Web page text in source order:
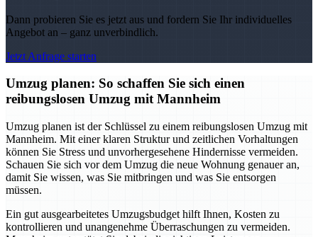
Dann probieren Sie es jetzt aus und fordern Sie Ihr individuelles
Angebot an – ganz unverbindlich.
Jetzt Anfrage starten
Umzug planen: So schaffen Sie sich einen
reibungslosen Umzug mit Mannheim
Umzug planen ist der Schlüssel zu einem reibungslosen Umzug mit
Mannheim. Mit einer klaren Struktur und zeitlichen Vorhaltungen
können Sie Stress und unvorhergesehene Hindernisse vermeiden.
Schauen Sie sich vor dem Umzug die neue Wohnung genauer an,
damit Sie wissen, was Sie mitbringen und was Sie entsorgen
müssen.
Ein gut ausgearbeitetes Umzugsbudget hilft Ihnen, Kosten zu
kontrollieren und unangenehme Überraschungen zu vermeiden.